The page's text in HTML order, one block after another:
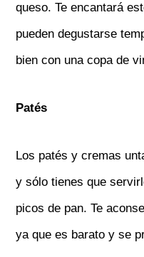
queso. Te encantará
pueden degustarse
bien con una copa de
Patés
Los patés y cremas
y sólo tienes que
picos de pan. Te
ya que es barato y se